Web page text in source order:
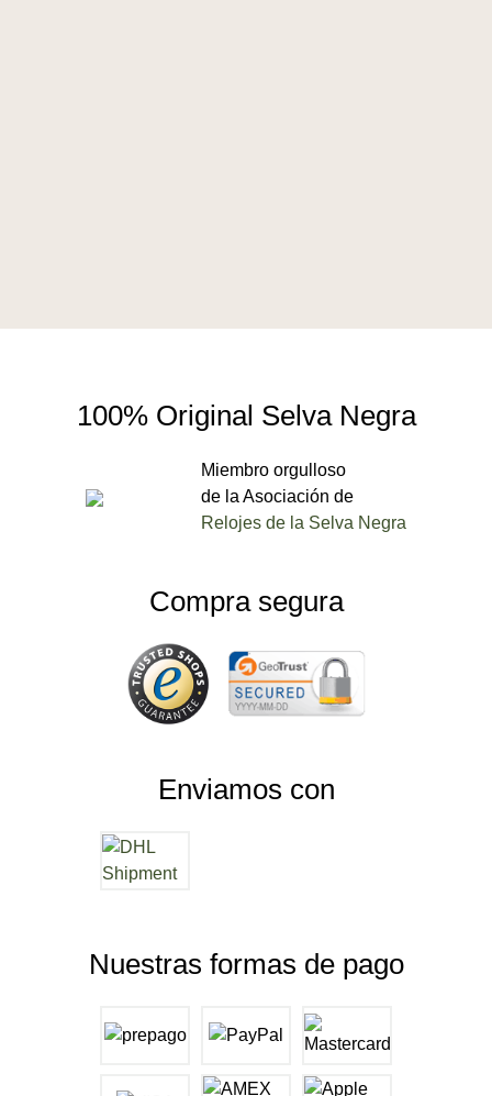
100% Original Selva Negra
Miembro orgulloso
de la Asociación de
Relojes de la Selva Negra
Compra segura
Enviamos con
Nuestras formas de pago